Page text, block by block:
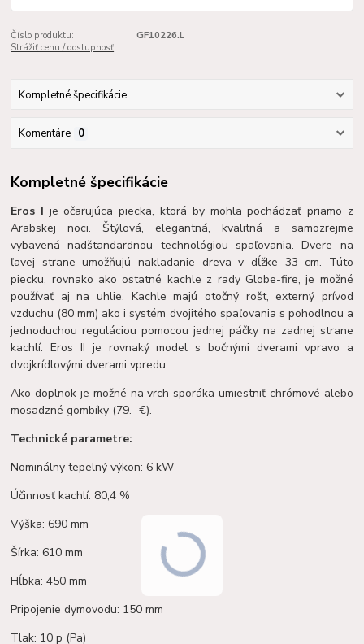
Číslo produktu:
GF10226.L
Strážiť cenu / dostupnosť
Kompletné špecifikácie
Komentáre 0
Kompletné špecifikácie
Eros I je očarujúca piecka, ktorá by mohla pochádzať priamo z
Arabskej noci. Štýlová, elegantná, kvalitná a samozrejme
vybavená nadštandardnou technológiou spaľovania. Dvere na
ľavej strane umožňujú nakladanie dreva v dĺžke 33 cm. Túto
piecku, rovnako ako ostatné kachle z rady Globe-fire, je možné
používať aj na uhlie. Kachle majú otočný rošt, externý prívod
vzduchu (80 mm) ako i systém dvojitého spaľovania s pohodlnou a
jednoduchou reguláciou pomocou jednej páčky na zadnej strane
kachlí. Eros II je rovnaký model s bočnými dverami vpravo a
dvojkrídlovými dverami vpredu.
Ako doplnok je možné na vrch sporáka umiestniť chrómové alebo
mosadzné gombíky (79.- €).
Technické parametre:
Nominálny tepelný výkon: 6 kW
Účinnosť kachlí: 80,4 %
Výška: 690 mm
Šírka: 610 mm
Hĺbka: 450 mm
Pripojenie dymovodu: 150 mm
Tlak: 10 p (Pa)